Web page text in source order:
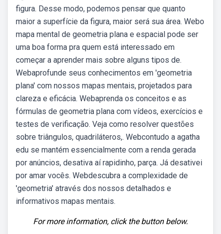
figura. Desse modo, podemos pensar que quanto
maior a superfície da figura, maior será sua área. Webo
mapa mental de geometria plana e espacial pode ser
uma boa forma pra quem está interessado em
começar a aprender mais sobre alguns tipos de.
Webaprofunde seus conhecimentos em 'geometria
plana' com nossos mapas mentais, projetados para
clareza e eficácia. Webaprenda os conceitos e as
fórmulas de geometria plana com vídeos, exercícios e
testes de verificação. Veja como resolver questões
sobre triângulos, quadriláteros,. Webcontudo a agatha
edu se mantém essencialmente com a renda gerada
por anúncios, desativa aí rapidinho, parça. Já desativei
por amar vocês. Webdescubra a complexidade de
'geometria' através dos nossos detalhados e
informativos mapas mentais.
For more information, click the button below.